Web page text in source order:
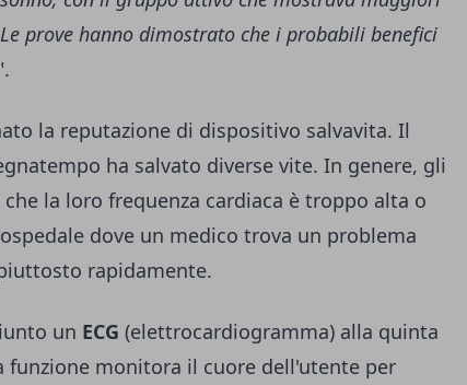
prove hanno dimostrato che i probabili benefici
la reputazione di dispositivo salvavita. Il
ha salvato diverse vite. In genere, gli
la loro frequenza cardiaca è troppo alta o
dove un medico trova un problema
rapidamente.
un ECG (elettrocardiogramma) alla quinta
funzione monitora il cuore dell'utente per